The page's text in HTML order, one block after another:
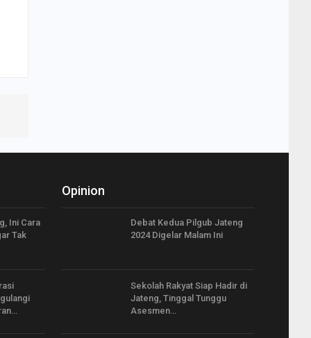
Ini Cara
Tak
Opinion
Debat Kedua Pilgub Jateng
2024 Digelar Malam Ini
Sekolah Rakyat Siap Hadir di
Jateng, Tinggal Tunggu
Asesmen…